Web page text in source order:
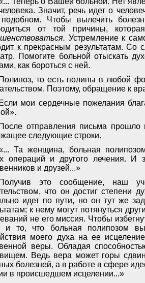
Значит, речь идет о
Чтобы вылечить
от той причины,
Устремление к
к прекрасным результатам. Со
Помогите больной отыскать
как бороться с ней.
Полипоз, то есть полипы в любой
Поэтому, обращение к
Если мои сердечные пожелания
После отправления письма прошло
следующие строки.
Та женщина, больная
операций и другого лечения.
и друзей...»
Получив это сообщение, наш
что он достиг степени
идет по пути, но он тут же
к нему могут потянуться
не его миссия. Чтобы
и то, что больная полипозом
моего духа на ее
веры. Обладая
Ведь вера может горы
болезней, а в работе в сфере
в происшедшем исцелении...»